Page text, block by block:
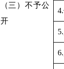
（三）不予公
开